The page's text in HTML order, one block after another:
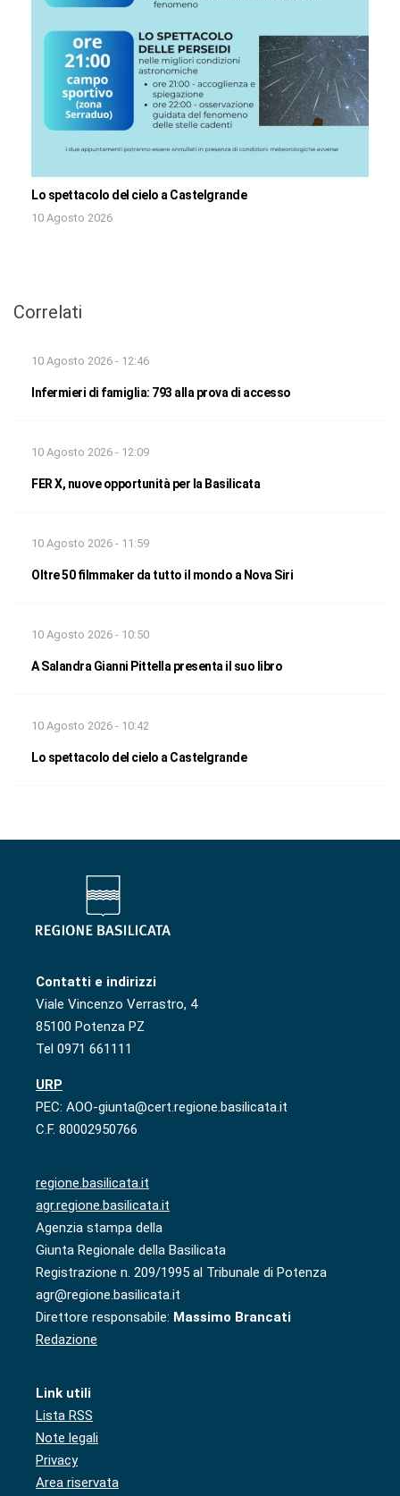
Lo spettacolo del cielo a Castelgrande
10 Agosto 2026
Correlati
10 Agosto 2026 - 12:46
Infermieri di famiglia: 793 alla prova di accesso
10 Agosto 2026 - 12:09
FER X, nuove opportunità per la Basilicata
10 Agosto 2026 - 11:59
Oltre 50 filmmaker da tutto il mondo a Nova Siri
10 Agosto 2026 - 10:50
A Salandra Gianni Pittella presenta il suo libro
10 Agosto 2026 - 10:42
Lo spettacolo del cielo a Castelgrande
Contatti e indirizzi
Viale Vincenzo Verrastro, 4
85100 Potenza PZ
Tel 0971 661111
URP
PEC: AOO-giunta@cert.regione.basilicata.it
C.F. 80002950766
regione.basilicata.it
agr.regione.basilicata.it
Agenzia stampa della
Giunta Regionale della Basilicata
Registrazione n. 209/1995 al Tribunale di Potenza
agr@regione.basilicata.it
Direttore responsabile: Massimo Brancati
Redazione
Link utili
Lista RSS
Note legali
Privacy
Area riservata